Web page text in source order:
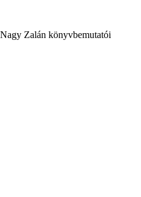
Zalán könyvbemutatói